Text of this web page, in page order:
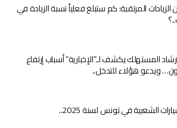
المرتقبة: كم ستبلغ فعلياً نسبة الزيادة في
المستهلك يكشف لـ”الإخبارية” أسباب إرتفاع
ويدعو هؤلاء للتدخل..
الشعبية في تونس لسنة 2025..